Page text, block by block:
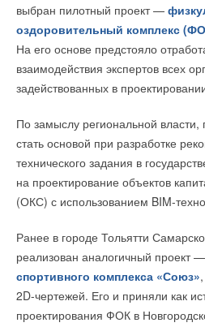
выбран пилотный проект —
оздоровительный комплекс
На его основе предстояло
взаимодействия экспертов всех
задействованных в
По замыслу региональной
стать основой при разработке
технического задания в
на проектирование объектов
(ОКС) с использованием BIM-
Ранее в городе Тольятти
реализован аналогичный проект —
спортивного комплекса «Союз»
2D-чертежей. Его и приняли как
проектирования ФОК в
и участвуй в розыгрыше
Установи и зарегистрируй
монтажей электрокотлов ЭВАН
участников акции и получи
с 22 августа 2022 по 31
*Акция распространяется только
РЕГИСТРАЦИЯ
Читайте по теме:
Компания ЭВАН: Управляйте
посредников